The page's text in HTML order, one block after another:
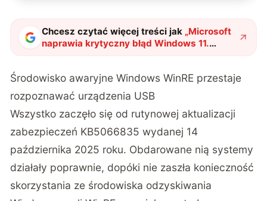
Chcesz czytać więcej treści jak „Microsoft
naprawia krytyczny błąd Windows 11.
Awaryjna łatka przywraca obsługę USB w
Środowisko awaryjne Windows WinRE przestaje
rozpoznawać urządzenia USB
Wszystko zaczęło się od rutynowej aktualizacji
zabezpieczeń KB5066835 wydanej 14
października 2025 roku. Obdarowane nią systemy
działały poprawnie, dopóki nie zaszła konieczność
skorzystania ze środowiska odzyskiwania